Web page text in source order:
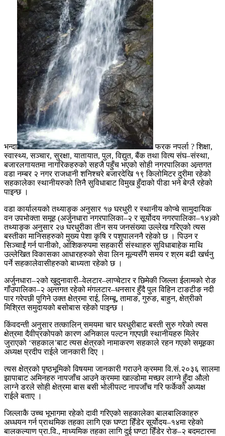
भन्दा
फरक नपर्ला ? शिक्षा,
स्वास्थ्य, सञ्चार, सुरक्षा, यातायात, पुल, विद्युत, बैंक तथा वित्य संघ–संस्था,
बजारलगायतमा नागरिकहरुको सहजै पहुँच भएको सोही नगरपालिका अन्र्तगत
वडा नम्बर २ नगर राजधानी शनिश्चरे बजारदेखि १९ किलोमिटर दुरीमा रहेको
सहकालेका स्थानीयरुको तिनै सुविधाबाट विमुख हुँदाको पीडा भने बेग्लै रहेको
पाइन्छ ।
वडा कार्यालयको तथ्याङ्क अनुसार १७ घरधुरी र स्थानीय कोप्चे सामुदायिक
वन उपभोक्ता समूह (अर्जुनधारा नगरपालिका–२ र सूर्योदय नगरपालिका–१४)को
तथ्याङ्क अनुसार २७ घरधुरीका तीन सय जनसंख्या उल्लेख गरिएको त्यस
बस्तीका मानिसहरुको मुख्य पेशा कृषि र पशुपालननै रहेको छ । पिउन र
सिञ्चाईं गर्न पानीको, आंशिकरुपमा सहकारी संस्थाहरु सुविधाबाहेक माथि
उल्लेखित विकासका आधारहरुको सेवा लिन मूल्यसँगै समय र श्रम बढी खर्चनु
पर्ने सहकालेवासीहरुको बाध्यता रहेको छ ।
अर्जुनधारा–२को खुदुनावारी–वेलटार–लाप्चेटार र छिमेकी जिल्ला ईलामको रोङ
गाँउपालिका–२ अन्र्तगत रहेको मंगलटार–धनसार हुँदै पुल विहिन टाङटीङ नदी
पार गरेपछी पुगिने उक्त क्षेत्रमा राई, लिम्बू, तामाङ, गुरुङ, बाहुन, क्षेत्रीको
मिश्रित समुदायको बसोबास रहेको पाइन्छ ।
किंवदन्ती अनुसार तत्कालिन् समयमा चार घरधुरीबाट बस्ती सुरु गरेको त्यस
क्षेत्रमा दैवीप्रकोपको कारण अनिकाल पल्टन गएपछी स्थानीयहरु मिलेर
जुराएको ‘सहकाल’बाट त्यस क्षेत्रको नामाकरण सहकाले रहन गएको समूहका
अध्यक्ष प्रदीप राईले जानकारी दिए ।
त्यस क्षेत्रको पृष्ठभूमिको विषयमा जानकारी गराउने क्रममा वि.सं.२०३६ सालमा
झापाबाट अमिनहरु नापजाँच आउने क्रममा खाल्डोमा मच्छर लाग्ने हुँदा औलो
लाग्ने डरले सोही क्षेत्रमा बास बसी भोलीपल्ट नापजाँच गरि फर्केको अध्यक्ष
राईले बताए ।
जिल्लाकै उच्च भूभागमा रहेको दावी गरिएको सहकालेका बालबालिकाहरु
अध्धयन गर्न प्राथमिक तहका लागि एक घण्टा हिँडेर सूर्योदय–१४मा रहेको
बालकल्याण प्रा.वि., माध्यमिक तहका लागि दुई घण्टा हिँडेर रोङ–२ बदमटारमा